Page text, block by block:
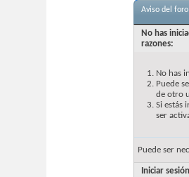
Aviso del foro
No has
razones:
No has
Puede
de otro
Si estás
ser
Puede ser
Iniciar sesión